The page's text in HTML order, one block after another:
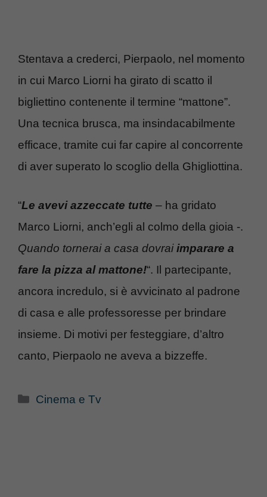
Stentava a crederci, Pierpaolo, nel momento
in cui Marco Liorni ha girato di scatto il
bigliettino contenente il termine “mattone”.
Una tecnica brusca, ma insindacabilmente
efficace, tramite cui far capire al concorrente
di aver superato lo scoglio della Ghigliottina.
“Le avevi azzeccate tutte – ha gridato
Marco Liorni, anch’egli al colmo della gioia -.
Quando tornerai a casa dovraiimparare a
fare la pizza al mattone!“. Il partecipante,
ancora incredulo, si è avvicinato al padrone
di casa e alle professoresse per brindare
insieme. Di motivi per festeggiare, d’altro
canto, Pierpaolo ne aveva a bizzeffe.
Categorie
Cinema e Tv